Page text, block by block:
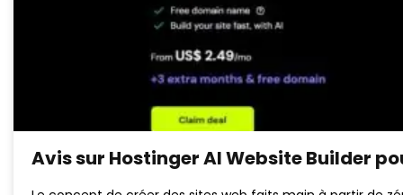
Avis sur Hostinger AI Website Builder